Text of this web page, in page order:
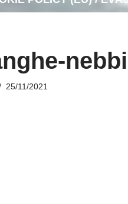
25/11/2021